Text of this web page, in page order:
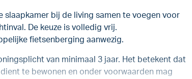
slaapkamer bij de living samen te voegen voor
De keuze is volledig vrij.
fietsenberging aanwezig.
van minimaal 3 jaar. Het betekent dat
te bewonen en onder voorwaarden mag